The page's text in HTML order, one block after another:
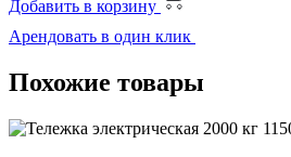
Добавить в корзину
Арендовать в один клик
Похожие товары